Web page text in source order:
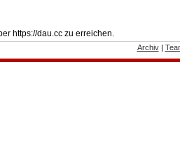
https://dau.cc zu erreichen.
Archiv|